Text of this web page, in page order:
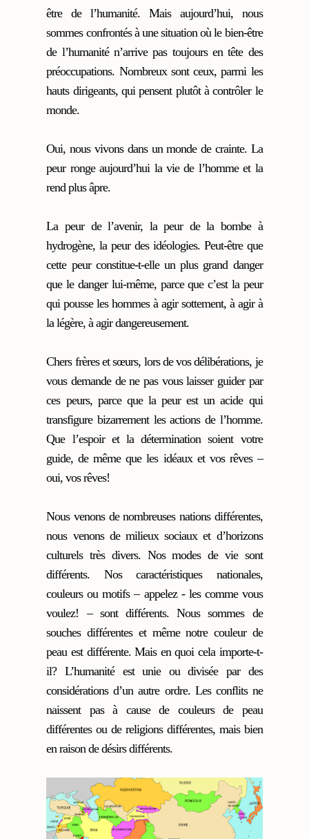
être de l’humanité. Mais aujourd’hui, nous
sommes confrontés à une situation où le bien-être
de l’humanité n’arrive pas toujours en tête des
préoccupations. Nombreux sont ceux, parmi les
hauts dirigeants, qui pensent plutôt à contrôler le
monde.
Oui, nous vivons dans un monde de crainte. La
peur ronge aujourd’hui la vie de l’homme et la
rend plus âpre.
La peur de l’avenir, la peur de la bombe à
hydrogène, la peur des idéologies. Peut-être que
cette peur constitue-t-elle un plus grand danger
que le danger lui-même, parce que c’est la peur
qui pousse les hommes à agir sottement, à agir à
la légère, à agir dangereusement.
Chers frères et sœurs, lors de vos délibérations, je
vous demande de ne pas vous laisser guider par
ces peurs, parce que la peur est un acide qui
transfigure bizarrement les actions de l’homme.
Que l’espoir et la détermination soient votre
guide, de même que les idéaux et vos rêves –
oui, vos rêves!
Nous venons de nombreuses nations différentes,
nous venons de milieux sociaux et d’horizons
culturels très divers. Nos modes de vie sont
différents. Nos caractéristiques nationales,
couleurs ou motifs – appelez - les comme vous
voulez! – sont différents. Nous sommes de
souches différentes et même notre couleur de
peau est différente. Mais en quoi cela importe-t-
il? L’humanité est unie ou divisée par des
considérations d’un autre ordre. Les conflits ne
naissent pas à cause de couleurs de peau
différentes ou de religions différentes, mais bien
en raison de désirs différents.